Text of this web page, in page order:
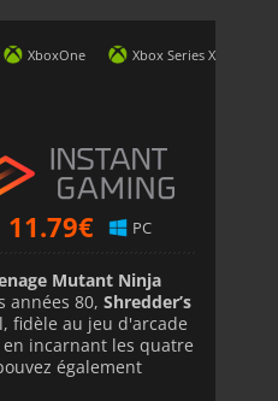
XboxOne Xbox Series X
11.79€ PC
Mutant Ninja
années 80, Shredder’s
fidèle au jeu d'arcade
incarnant les quatre
également